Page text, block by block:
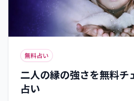
無料占い
二人の縁の強さを無料チ
占い